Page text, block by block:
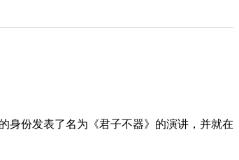
身份发表了名为《君子不器》的演讲，并就在